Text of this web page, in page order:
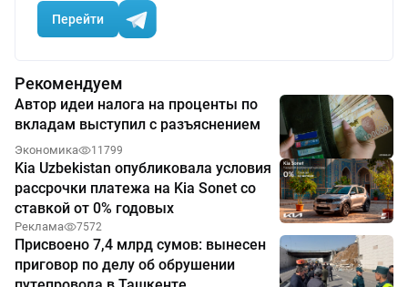
Перейти
Рекомендуем
Автор идеи налога на проценты по
вкладам выступил с разъяснением
Экономика 11799
Kia Uzbekistan опубликовала условия
рассрочки платежа на Kia Sonet со
ставкой от 0% годовых
Реклама 7572
Присвоено 7,4 млрд сумов: вынесен
приговор по делу об обрушении